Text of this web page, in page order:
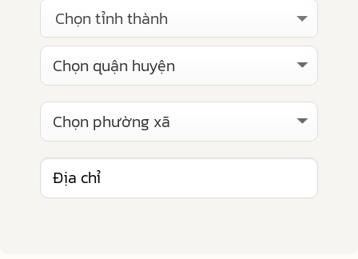
Chọn tỉnh thành